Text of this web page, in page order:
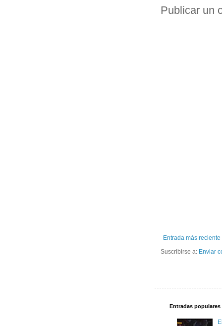
Publicar un
Entrada más reciente
Suscribirse a: Enviar
Entradas populares